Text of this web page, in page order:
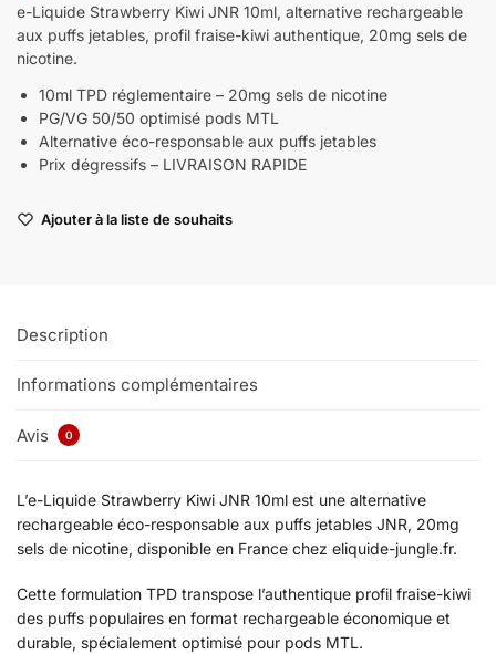
e-Liquide Strawberry Kiwi JNR 10ml, alternative rechargeable
aux puffs jetables, profil fraise-kiwi authentique, 20mg sels de
nicotine.
10ml TPD réglementaire – 20mg sels de nicotine
PG/VG 50/50 optimisé pods MTL
Alternative éco-responsable aux puffs jetables
Prix dégressifs – LIVRAISON RAPIDE
Ajouter à la liste de souhaits
Description
Informations complémentaires
Avis 0
L’e-Liquide Strawberry Kiwi JNR 10ml est une alternative
rechargeable éco-responsable aux puffs jetables JNR, 20mg
sels de nicotine, disponible en France chez eliquide-jungle.fr.
Cette formulation TPD transpose l’authentique profil fraise-kiwi
des puffs populaires en format rechargeable économique et
durable, spécialement optimisé pour pods MTL.